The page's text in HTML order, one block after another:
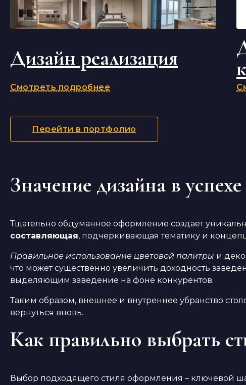
Дизайн реализация
Смотреть подробнее
Перейти в портфолио
Значение дизайна в
Тщательно обдуманное оформление создает
составляющая, подчеркивающая тематику и
Правильное использование цветовой палитры и
что может существенно увеличить доходность
выделяющим заведение на фоне конкурентов.
Таким образом, внешнее и внутреннее убранство
вернуться вновь.
Как правильно выбрать
Выбор подходящего стиля оформления – ключевой